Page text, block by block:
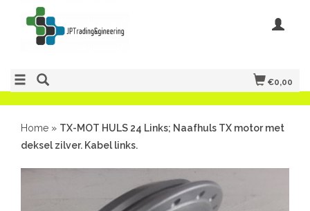
€0,00
Home » TX-MOT HULS 24 Links; Naafhuls TX motor met
deksel zilver. Kabel links.